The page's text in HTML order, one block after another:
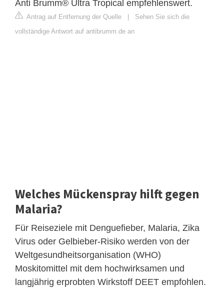
Anti Brumm® Ultra Tropical empfehlenswert.
Antrag auf Entfernung der Quelle
Sehen Sie sich die
vollständige Antwort auf antibrumm.de an
Welches Mückenspray hilft gegen
Malaria?
Für Reiseziele mit Denguefieber, Malaria, Zika
Virus oder Gelbieber-Risiko werden von der
Weltgesundheitsorganisation (WHO)
Moskitomittel mit dem hochwirksamen und
langjährig erprobten Wirkstoff DEET empfohlen.